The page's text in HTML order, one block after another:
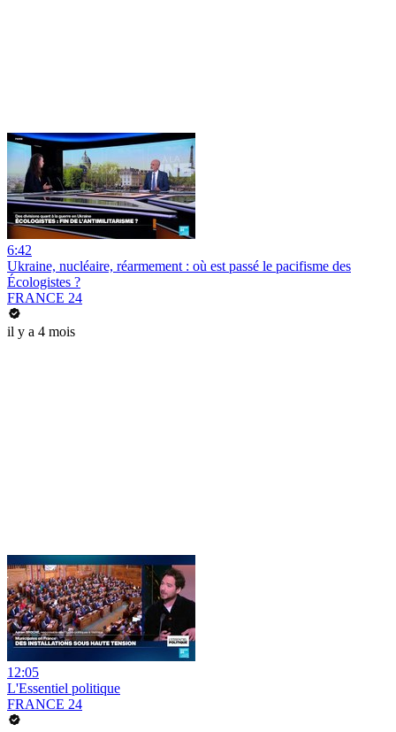
6:42
Ukraine, nucléaire, réarmement : où est passé le pacifisme des
Écologistes ?
FRANCE 24
il y a 4 mois
12:05
L'Essentiel politique
FRANCE 24